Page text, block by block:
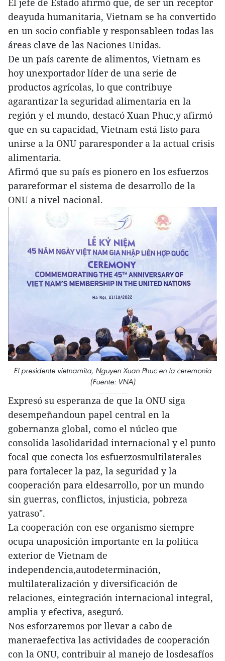
El jefe de Estado afirmó que, de ser un receptor
deayuda humanitaria, Vietnam se ha convertido
en un socio confiable y responsableen todas las
áreas clave de las Naciones Unidas.
De un país carente de alimentos, Vietnam es
hoy unexportador líder de una serie de
productos agrícolas, lo que contribuye
agarantizar la seguridad alimentaria en la
región y el mundo, destacó Xuan Phuc,y afirmó
que en su capacidad, Vietnam está listo para
unirse a la ONU pararesponder a la actual crisis
alimentaria.
Afirmó que su país es pionero en los esfuerzos
parareformar el sistema de desarrollo de la
ONU a nivel nacional.
El presidente vietnamita, Nguyen Xuan Phuc en la ceremonia
(Fuente: VNA)
Expresó su esperanza de que la ONU siga
desempeñandoun papel central en la
gobernanza global, como el núcleo que
consolida lasolidaridad internacional y el punto
focal que conecta los esfuerzosmultilaterales
para fortalecer la paz, la seguridad y la
cooperación para eldesarrollo, por un mundo
sin guerras, conflictos, injusticia, pobreza
yatraso".
La cooperación con ese organismo siempre
ocupa unaposición importante en la política
exterior de Vietnam de
independencia,autodeterminación,
multilateralización y diversificación de
relaciones, eintegración internacional integral,
amplia y efectiva, aseguró.
Nos esforzaremos por llevar a cabo de
maneraefectiva las actividades de cooperación
con la ONU, contribuir al manejo de losdesafíos